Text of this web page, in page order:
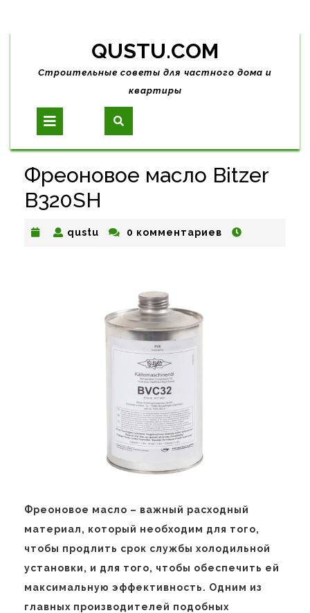
Skip
content
QUSTU.COM
Строительные советы для частного дома и
квартиры
Open
Button
Фреоновое масло Bitzer
B320SH
qustu qustu0 комментариев
Фреоновое масло – важный расходный
материал, который необходим для того,
чтобы продлить срок службы холодильной
установки, и для того, чтобы обеспечить ей
максимальную эффективность. Одним из
главных производителей подобных